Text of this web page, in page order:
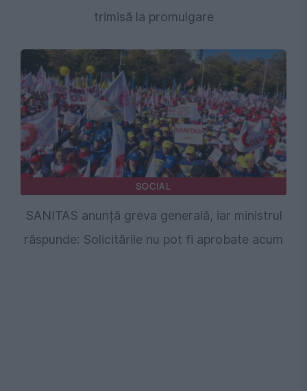
trimisă la promulgare
SOCIAL
SANITAS anunță greva generală, iar ministrul
răspunde: Solicitările nu pot fi aprobate acum